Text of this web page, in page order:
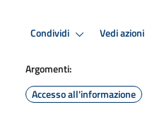
Condividi Vedi azioni
Argomenti:
Accesso all'informazione